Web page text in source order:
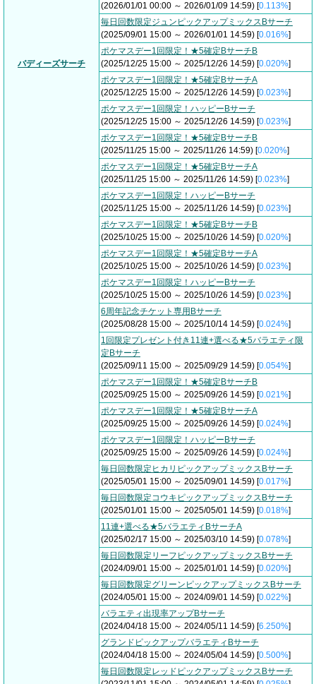
バディーズサーチ
(2026/01/01 00:00 ～ 2026/01/09 14:59) [0.113%]
毎日回数限定ジュンピックアップミックスBサーチ
(2025/09/01 15:00 ～ 2026/01/01 14:59) [0.016%]
ポケマスデー1回限定！★5確定BサーチB
(2025/12/25 15:00 ～ 2025/12/26 14:59) [0.020%]
ポケマスデー1回限定！★5確定BサーチA
(2025/12/25 15:00 ～ 2025/12/26 14:59) [0.023%]
ポケマスデー1回限定！ハッピーBサーチ
(2025/12/25 15:00 ～ 2025/12/26 14:59) [0.023%]
ポケマスデー1回限定！★5確定BサーチB
(2025/11/25 15:00 ～ 2025/11/26 14:59) [0.020%]
ポケマスデー1回限定！★5確定BサーチA
(2025/11/25 15:00 ～ 2025/11/26 14:59) [0.023%]
ポケマスデー1回限定！ハッピーBサーチ
(2025/11/25 15:00 ～ 2025/11/26 14:59) [0.023%]
ポケマスデー1回限定！★5確定BサーチB
(2025/10/25 15:00 ～ 2025/10/26 14:59) [0.020%]
ポケマスデー1回限定！★5確定BサーチA
(2025/10/25 15:00 ～ 2025/10/26 14:59) [0.023%]
ポケマスデー1回限定！ハッピーBサーチ
(2025/10/25 15:00 ～ 2025/10/26 14:59) [0.023%]
6周年記念チケット専用Bサーチ
(2025/08/28 15:00 ～ 2025/10/14 14:59) [0.024%]
1回限定プレゼント付き11連+選べる★5バラエティ限
定Bサーチ
(2025/09/11 15:00 ～ 2025/09/29 14:59) [0.054%]
ポケマスデー1回限定！★5確定BサーチB
(2025/09/25 15:00 ～ 2025/09/26 14:59) [0.021%]
ポケマスデー1回限定！★5確定BサーチA
(2025/09/25 15:00 ～ 2025/09/26 14:59) [0.024%]
ポケマスデー1回限定！ハッピーBサーチ
(2025/09/25 15:00 ～ 2025/09/26 14:59) [0.024%]
毎日回数限定ヒカリピックアップミックスBサーチ
(2025/05/01 15:00 ～ 2025/09/01 14:59) [0.017%]
毎日回数限定コウキピックアップミックスBサーチ
(2025/01/01 15:00 ～ 2025/05/01 14:59) [0.018%]
11連+選べる★5バラエティBサーチA
(2025/02/17 15:00 ～ 2025/03/10 14:59) [0.078%]
毎日回数限定リーフピックアップミックスBサーチ
(2024/09/01 15:00 ～ 2025/01/01 14:59) [0.020%]
毎日回数限定グリーンピックアップミックスBサーチ
(2024/05/01 15:00 ～ 2024/09/01 14:59) [0.022%]
バラエティ出現率アップBサーチ
(2024/04/18 15:00 ～ 2024/05/11 14:59) [6.250%]
グランドピックアップバラエティBサーチ
(2024/04/18 15:00 ～ 2024/05/04 14:59) [0.500%]
毎日回数限定レッドピックアップミックスBサーチ